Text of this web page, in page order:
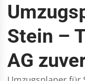
Stein –
AG